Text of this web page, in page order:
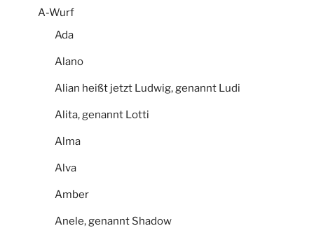
A-Wurf
Ada
Alano
Alian heißt jetzt Ludwig, genannt Ludi
Alita, genannt Lotti
Alma
Alva
Amber
Anele, genannt Shadow